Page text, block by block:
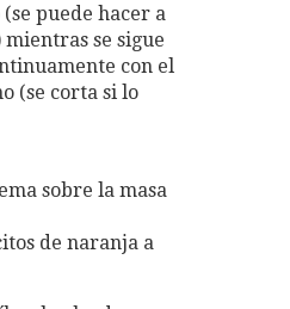
puede hacer a
se sigue
con el
(se corta si lo
sobre la masa
de naranja a